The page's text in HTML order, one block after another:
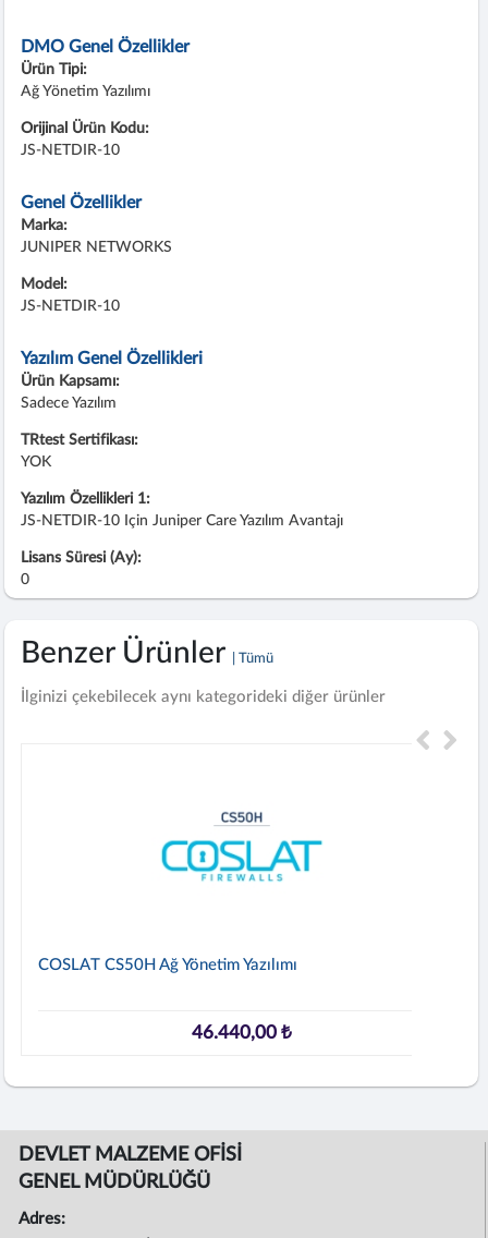
DMO Genel Özellikler
Ürün Tipi:
Ağ Yönetim Yazılımı
Orijinal Ürün Kodu:
JS-NETDIR-10
Genel Özellikler
Marka:
JUNIPER NETWORKS
Model:
JS-NETDIR-10
Yazılım Genel Özellikleri
Ürün Kapsamı:
Sadece Yazılım
TRtest Sertifikası:
YOK
Yazılım Özellikleri 1:
JS-NETDIR-10 Için Juniper Care Yazılım Avantajı
Lisans Süresi (Ay):
0
Benzer Ürünler | Tümü
İlginizi çekebilecek aynı kategorideki diğer ürünler
COSLAT CS50H Ağ Yönetim Yazılımı
46.440,00 ₺
DEVLET MALZEME OFİSİ
GENEL MÜDÜRLÜĞÜ
Adres: